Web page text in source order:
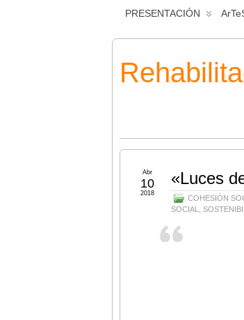
PRESENTACIÓN
«Luces
COHESIÓN
SOCIAL
Abr
10
2018